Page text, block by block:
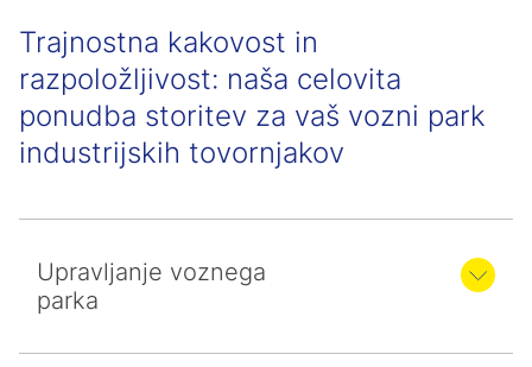
Trajnostna kakovost in
razpoložljivost: naša celovita
ponudba storitev za vaš vozni park
industrijskih tovornjakov
Upravljanje voznega
parka